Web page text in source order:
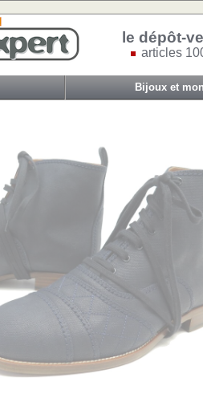
le dépôt-
articles
Bijoux et